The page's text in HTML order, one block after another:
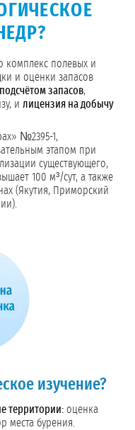
комплекс полевых и
и оценки запасов
запасов,
и лицензия на добычу
№2395-1,
этапом при
существующего,
100 м³/сут, а также
(Якутия, Приморский
изучение?
территории: оценка
места бурения.